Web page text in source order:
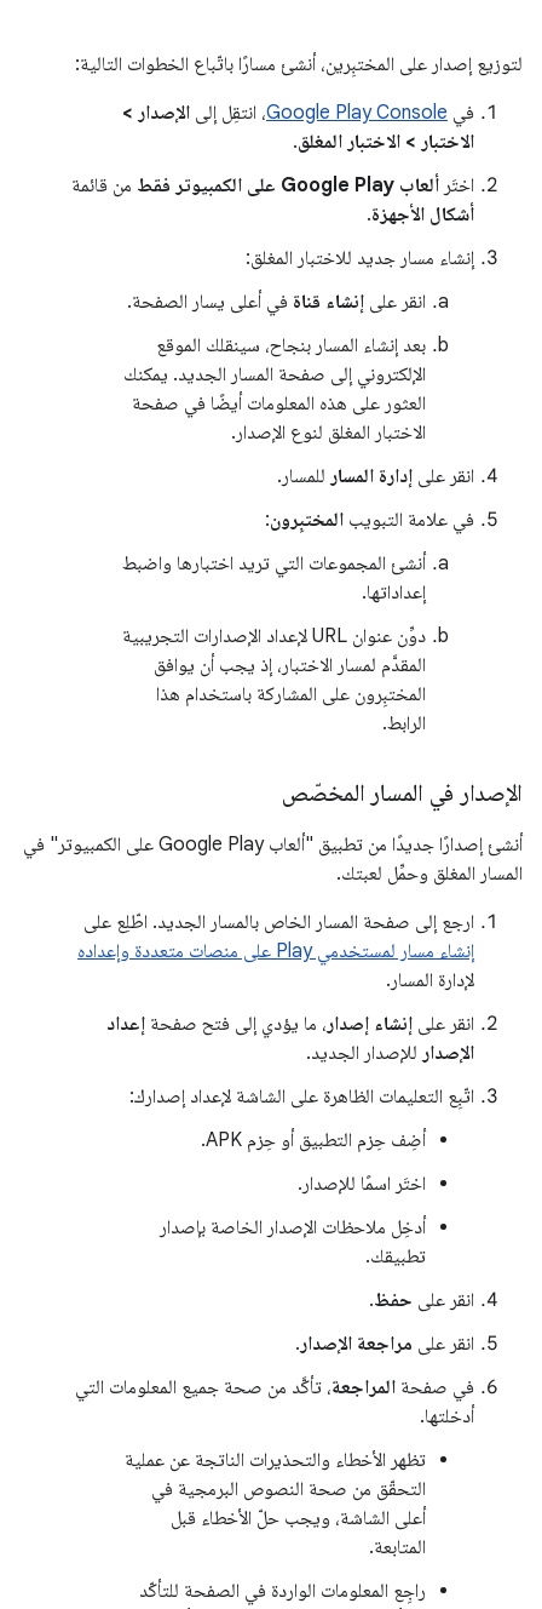
لتوزيع إصدار على المختبِرين، أنشئ مسارًا باتّباع الخطوات التالية:
في Google Play Console، انتقِل إلى الإصدار >
الاختبار > الاختبار المغلق.
اختَر ألعاب Google Play على الكمبيوتر فقط
من قائمة
أشكال الأجهزة.
إنشاء مسار جديد للاختبار المغلق:
انقر على إنشاء قناة في أعلى يسار الصفحة.
بعد إنشاء المسار بنجاح، سينقلك الموقع
الإلكتروني إلى صفحة المسار الجديد. يمكنك
العثور على هذه المعلومات أيضًا في صفحة
الاختبار المغلق لنوع الإصدار.
انقر على إدارة المسار للمسار.
في علامة التبويب المختبِرون:
أنشئ المجموعات التي تريد اختبارها واضبط
إعداداتها.
دوِّن عنوان URL لإعداد الإصدارات التجريبية
المقدَّم لمسار الاختبار، إذ يجب أن يوافق
المختبِرون على المشاركة باستخدام هذا
الرابط.
الإصدار في المسار المخصّص
أنشئ إصدارًا جديدًا من تطبيق "ألعاب Google Play على الكمبيوتر" في
المسار المغلق وحمِّل لعبتك.
ارجع إلى صفحة المسار الخاص بالمسار الجديد. اطّلِع على
إنشاء مسار لمستخدمي Play على منصات متعددة وإعداده
لإدارة المسار.
انقر على إنشاء إصدار ، ما يؤدي إلى فتح صفحة إعداد
الإصدار للإصدار الجديد.
اتّبِع التعليمات الظاهرة على الشاشة لإعداد إصدارك:
أضِف حِزم التطبيق أو حِزم APK.
اختَر اسمًا للإصدار.
أدخِل ملاحظات الإصدار الخاصة بإصدار
تطبيقك.
انقر على حفظ.
انقر على مراجعة الإصدار .
في صفحة المراجعة، تأكَّد من صحة جميع المعلومات التي
أدخلتها.
تظهر الأخطاء والتحذيرات الناتجة عن عملية
التحقّق من صحة النصوص البرمجية في
أعلى الشاشة، ويجب حلّ الأخطاء قبل
المتابعة.
راجِع المعلومات الواردة في الصفحة للتأكّد